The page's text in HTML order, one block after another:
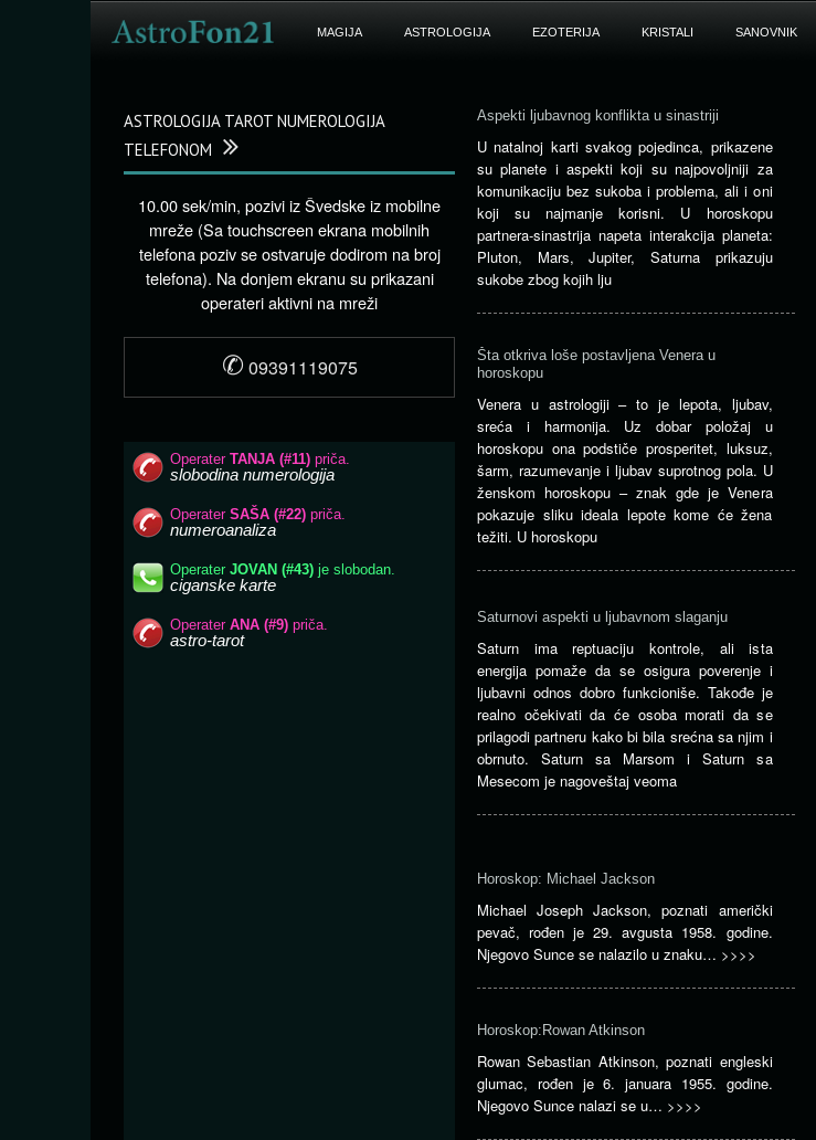
MAGIJA ASTROLOGIJA EZOTERIJA KRISTALI SANOVNIK
Aspekti ljubavnog konflikta u sinastriji
U natalnoj karti svakog pojedinca, prikazene
su planete i aspekti koji su najpovoljniji za
komunikaciju bez sukoba i problema, ali i oni
koji su najmanje korisni. U horoskopu
partnera-sinastrija napeta interakcija planeta:
Pluton, Mars, Jupiter, Saturna prikazuju
sukobe zbog kojih lju
Šta otkriva loše postavljena Venera u
horoskopu
Venera u astrologiji – to je lepota, ljubav,
sreća i harmonija. Uz dobar položaj u
horoskopu ona podstiče prosperitet, luksuz,
šarm, razumevanje i ljubav suprotnog pola. U
ženskom horoskopu – znak gde je Venera
pokazuje sliku ideala lepote kome će žena
težiti. U horoskopu
Saturnovi aspekti u ljubavnom slaganju
Saturn ima reptuaciju kontrole, ali ista
energija pomaže da se osigura poverenje i
ljubavni odnos dobro funkcioniše. Takođe je
realno očekivati ​​da će osoba morati da se
prilagodi partneru kako bi bila srećna sa njim i
obrnuto. Saturn sa Marsom i Saturn sa
Mesecom je nagoveštaj veoma
Horoskop: Michael Jackson
Michael Joseph Jackson, poznati američki
pevač, rođen je 29. avgusta 1958. godine.
Njegovo Sunce se nalazilo u znaku… >>>>
Horoskop:Rowan Atkinson
Rowan Sebastian Atkinson, poznati engleski
glumac, rođen je 6. januara 1955. godine.
Njegovo Sunce nalazi se u… >>>>
ASTROLOGIJA TAROT NUMEROLOGIJA
TELEFONOM
10.00 sek/min, pozivi iz Švedske iz mobilne
mreže (Sa touchscreen ekrana mobilnih
telefona poziv se ostvaruje dodirom na broj
telefona). Na donjem ekranu su prikazani
operateri aktivni na mreži
✆ 09391119075